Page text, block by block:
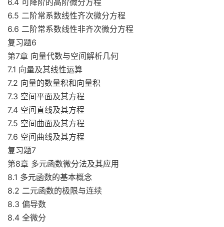
6.4 可降阶的高阶微分方程
6.5 二阶常系数线性齐次微分方程
6.6 二阶常系数线性非齐次微分方程
复习题6
第7章 向量代数与空间解析几何
7.1 向量及其线性运算
7.2 向量的数量积和向量积
7.3 空间平面及其方程
7.4 空间直线及其方程
7.5 空间曲面及其方程
7.6 空间曲线及其方程
复习题7
第8章 多元函数微分法及其应用
8.1 多元函数的基本概念
8.2 二元函数的极限与连续
8.3 偏导数
8.4 全微分